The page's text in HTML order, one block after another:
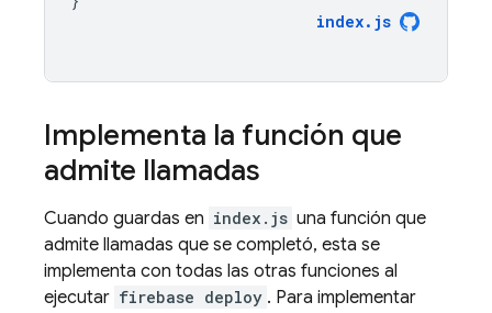
index. js
Implementa la función que
admite llamadas
Cuando guardas en index.js una función que
admite llamadas que se completó, esta se
implementa con todas las otras funciones al
ejecutar firebase deploy . Para implementar